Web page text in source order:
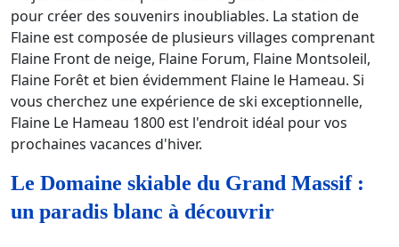
pour créer des souvenirs inoubliables. La station de
Flaine est composée de plusieurs villages comprenant
Flaine Front de neige, Flaine Forum, Flaine Montsoleil,
Flaine Forêt et bien évidemment Flaine le Hameau. Si
vous cherchez une expérience de ski exceptionnelle,
Flaine Le Hameau 1800 est l'endroit idéal pour vos
prochaines vacances d'hiver.
Le Domaine skiable du Grand Massif :
un paradis blanc à découvrir